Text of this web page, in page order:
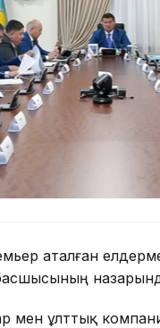
аталған
мен ұлттық